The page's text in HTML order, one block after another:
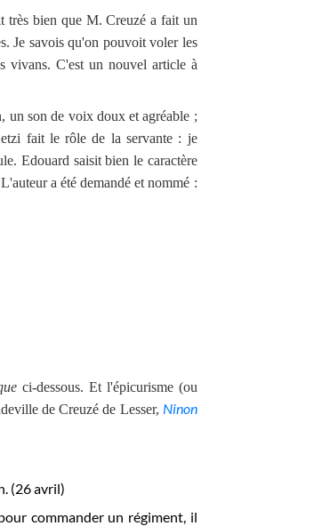
très bien que M. Creuzé a fait un
Je savois qu'on pouvoit voler les
vivans. C'est un nouvel article à
un son de voix doux et agréable ;
fait le rôle de la servante : je
Edouard saisit bien le caractère
a été demandé et nommé :
ci-dessous. Et l'épicurisme (ou
de Creuzé de Lesser, Ninon
(26 avril)
commander un régiment, il